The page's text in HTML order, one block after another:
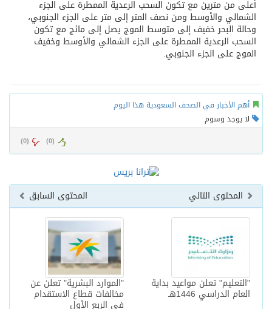
أعلى من مترين مع تكون السحب الرعدية الممطرة على الجزء
الشمالي والأوسط ومن نصف المتر إلى متر على الجزء الجنوبي،
وحالة البحر خفيف إلى متوسط الموج يصل إلى مائج مع تكون
السحب الرعدية الممطرة على الجزء الشمالي والأوسط وخفيف
الموج على الجزء الجنوبي.
أهم الأخبار في الصحف السعودية هذا اليوم
لا يوجد وسوم
(
0
) (
0
)
المحتوى السابق المحتوى التالي
"الموارد البشرية" تعلن عن
مخالفات قطاع الاستقدام
في الربع الأول
"التعليم" تعلن مواعيد بداية
العام الدراسي 1446هـ